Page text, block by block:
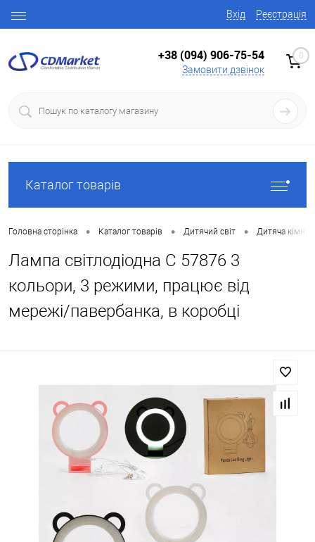
Вхід Реєстрація
+38 (094) 906-75-54
Замовити дзвінок
0
Каталог товарів
Головна сторінка • Каталог товарів • Дитячий світ • Дитяча
Лампа світлодіодна C 57876 3
кольори, 3 режими, працює від
мережі/павербанка, в коробці